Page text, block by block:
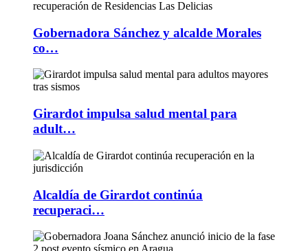
Gobernadora Sánchez y alcalde Morales
co…
Girardot impulsa salud mental para
adult…
Alcaldía de Girardot continúa
recuperaci…